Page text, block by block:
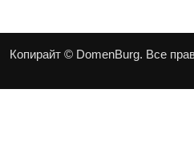
Копирайт © DomenBurg. Все